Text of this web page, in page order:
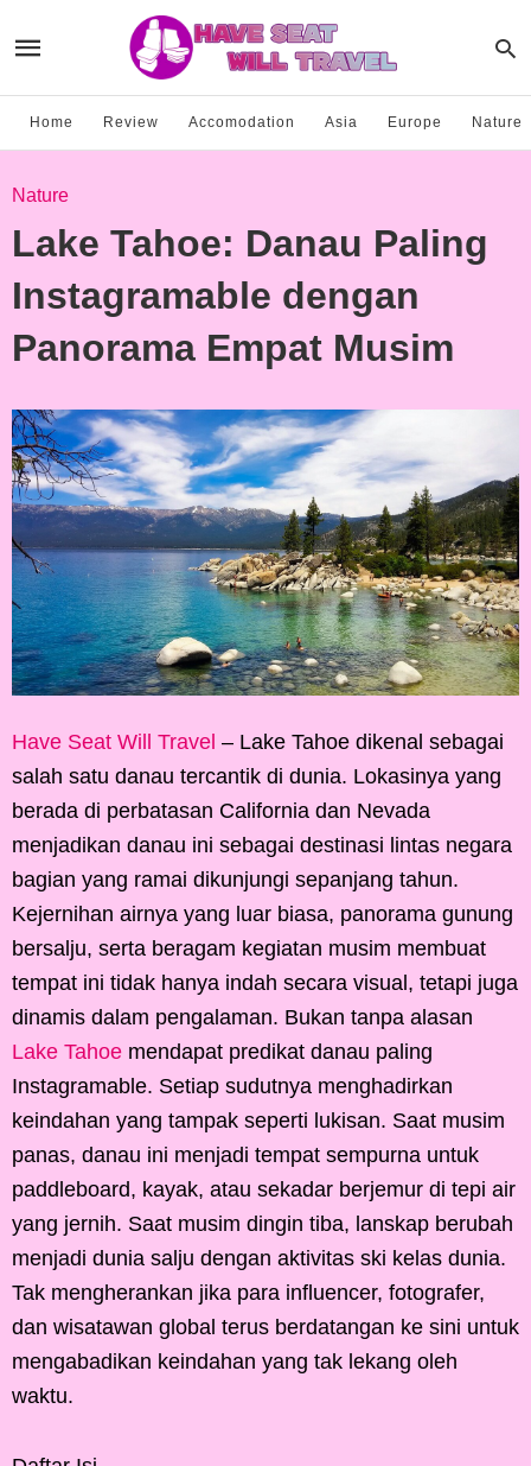
Home Review Accomodation Asia Europe Nature
Nature
Lake Tahoe: Danau Paling
Instagramable dengan
Panorama Empat Musim
Have Seat Will Travel – Lake Tahoe dikenal sebagai
salah satu danau tercantik di dunia. Lokasinya yang
berada di perbatasan California dan Nevada
menjadikan danau ini sebagai destinasi lintas negara
bagian yang ramai dikunjungi sepanjang tahun.
Kejernihan airnya yang luar biasa, panorama gunung
bersalju, serta beragam kegiatan musim membuat
tempat ini tidak hanya indah secara visual, tetapi juga
dinamis dalam pengalaman. Bukan tanpa alasan
Lake Tahoe mendapat predikat danau paling
Instagramable. Setiap sudutnya menghadirkan
keindahan yang tampak seperti lukisan. Saat musim
panas, danau ini menjadi tempat sempurna untuk
paddleboard, kayak, atau sekadar berjemur di tepi air
yang jernih. Saat musim dingin tiba, lanskap berubah
menjadi dunia salju dengan aktivitas ski kelas dunia.
Tak mengherankan jika para influencer, fotografer,
dan wisatawan global terus berdatangan ke sini untuk
mengabadikan keindahan yang tak lekang oleh
waktu.